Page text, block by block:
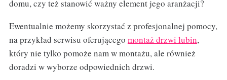
domu, czy też stanowić ważny element jego aranżacji?
Ewentualnie możemy skorzystać z profesjonalnej pomocy,
na przykład serwisu oferującego montaż drzwi lubin,
który nie tylko pomoże nam w montażu, ale również
doradzi w wyborze odpowiednich drzwi.